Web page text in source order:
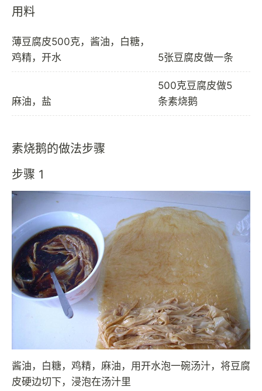
用料
薄豆腐皮500克，酱油，白糖，
鸡精，开水
5张豆腐皮做一条
麻油，盐
500克豆腐皮做5
条素烧鹅
素烧鹅的做法步骤
步骤 1
酱油，白糖，鸡精，麻油，用开水泡一碗汤汁，将豆腐
皮硬边切下，浸泡在汤汁里